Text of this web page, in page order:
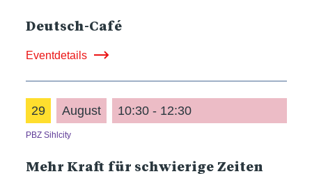
Deutsch-Café
Eventdetails
29 August 10:30 - 12:30
PBZ Sihlcity
Mehr Kraft für schwierige Zeiten